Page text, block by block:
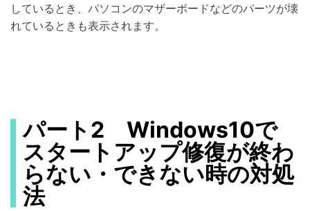
しているとき、パソコンのマザーボードなどのパーツが壊
れているときも表示されます。
パート2 Windows10で
スタートアップ修復が終わ
らない・できない時の対処
法